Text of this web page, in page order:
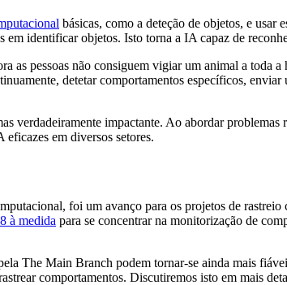
básicas, como a deteção de objetos, e usar
identificar objetos. Isto torna a IA capaz de
as pessoas não consiguem vigiar um animal a toda a
detetar comportamentos específicos,
verdadeiramente impactante. Ao abordar
em diversos setores.
foi um avanço para os projetos de
à medida para se concentrar na monitorização de
The Main Branch podem tornar-se ainda mais
comportamentos. Discutiremos isto em mais